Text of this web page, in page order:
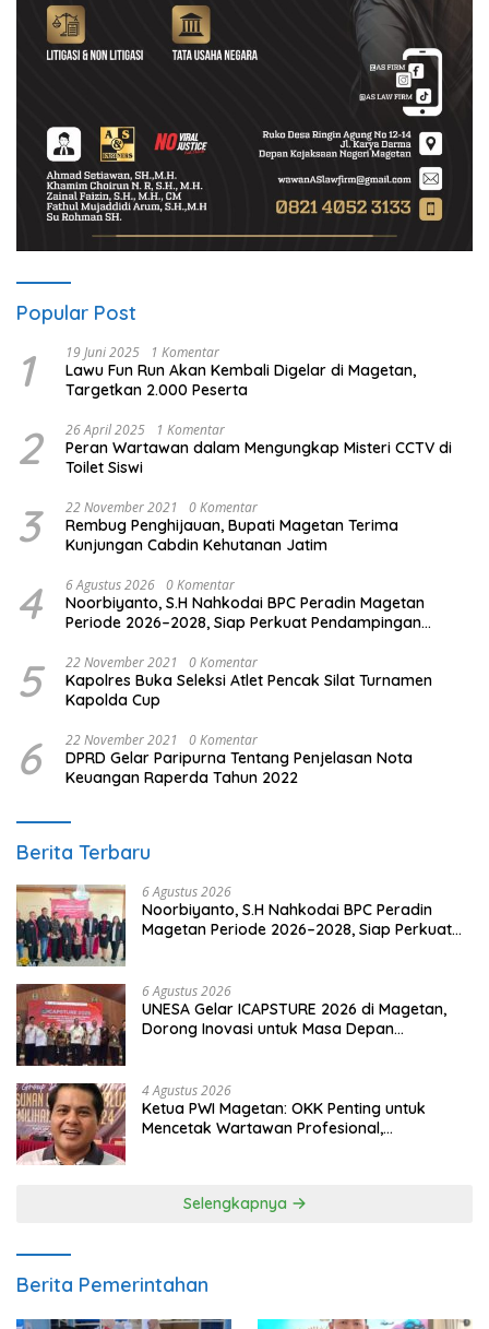
Popular Post
1 19 Juni 2025 1 Komentar
Lawu Fun Run Akan Kembali Digelar di Magetan,
Targetkan 2.000 Peserta
2 26 April 2025 1 Komentar
Peran Wartawan dalam Mengungkap Misteri CCTV di
Toilet Siswi
3 22 November 2021 0 Komentar
Rembug Penghijauan, Bupati Magetan Terima
Kunjungan Cabdin Kehutanan Jatim
4 6 Agustus 2026 0 Komentar
Noorbiyanto, S.H Nahkodai BPC Peradin Magetan
Periode 2026–2028, Siap Perkuat Pendampingan
5 22 November 2021 0 Komentar
Kapolres Buka Seleksi Atlet Pencak Silat Turnamen
Kapolda Cup
6 22 November 2021 0 Komentar
DPRD Gelar Paripurna Tentang Penjelasan Nota
Keuangan Raperda Tahun 2022
Berita Terbaru
6 Agustus 2026
Noorbiyanto, S.H Nahkodai BPC Peradin
Magetan Periode 2026–2028, Siap Perkuat
6 Agustus 2026
UNESA Gelar ICAPSTURE 2026 di Magetan,
Dorong Inovasi untuk Masa Depan
4 Agustus 2026
Ketua PWI Magetan: OKK Penting untuk
Mencetak Wartawan Profesional,
Selengkapnya
Berita Pemerintahan